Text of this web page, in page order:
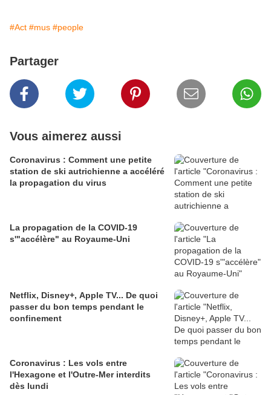
#Act #mus #people
Partager
Vous aimerez aussi
Coronavirus : Comment une petite
station de ski autrichienne a accéléré
la propagation du virus
La propagation de la COVID-19
s'"accélère" au Royaume-Uni
Netflix, Disney+, Apple TV... De quoi
passer du bon temps pendant le
confinement
Coronavirus : Les vols entre
l'Hexagone et l'Outre-Mer interdits
dès lundi